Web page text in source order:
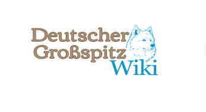
Inhalt
springen